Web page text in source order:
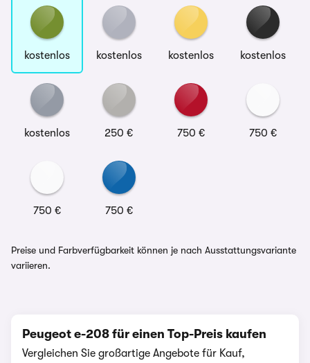
kostenlos kostenlos kostenlos kostenlos
kostenlos 250 € 750 € 750 €
750 € 750 €
Preise und Farbverfügbarkeit können je nach Ausstattungsvariante
variieren.
Peugeot e-208 für einen Top-Preis kaufen
Vergleichen Sie großartige Angebote für Kauf,